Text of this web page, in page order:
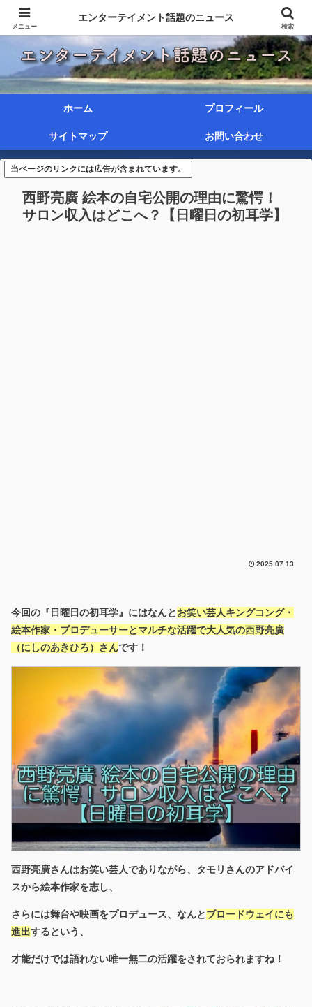
ホーム プロフィール
サイトマップ お問い合わせ
当ページのリンクには広告が含まれています。
西野亮廣 絵本の自宅公開の理由に驚愕！
サロン収入はどこへ？【日曜日の初耳学】
2025.07.13
今回の『日曜日の初耳学』にはなんとお笑い芸人キングコング・
絵本作家・プロデューサーとマルチな活躍で大人気の西野亮廣
（にしのあきひろ）さんです！
西野亮廣さんはお笑い芸人でありながら、タモリさんのアドバイ
スから絵本作家を志し、
さらには舞台や映画をプロデュース、なんとブロードウェイにも
進出するという、
才能だけでは語れない唯一無二の活躍をされておられますね！
メニュー
エンターテイメント話題のニュース
検索